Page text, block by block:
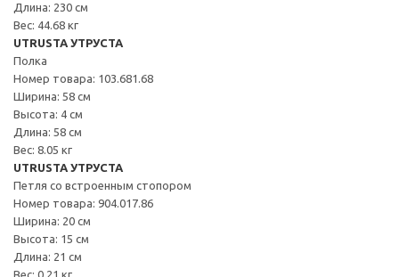
Длина: 230 см
Вес: 44.68 кг
UTRUSTA УТРУСТА
Полка
Номер товара: 103.681.68
Ширина: 58 см
Высота: 4 см
Длина: 58 см
Вес: 8.05 кг
UTRUSTA УТРУСТА
Петля со встроенным стопором
Номер товара: 904.017.86
Ширина: 20 см
Высота: 15 см
Длина: 21 см
Вес: 0.21 кг